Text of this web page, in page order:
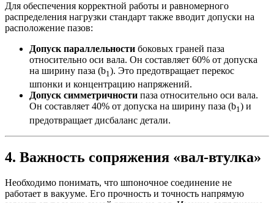
Для обеспечения корректной работы и равномерного
распределения нагрузки стандарт также вводит допуски на
расположение пазов:
Допуск параллельности боковых граней паза
относительно оси вала. Он составляет 60% от допуска
на ширину паза (b1). Это предотвращает перекос
шпонки и концентрацию напряжений.
Допуск симметричности паза относительно оси вала.
Он составляет 40% от допуска на ширину паза (b1) и
предотвращает дисбаланс детали.
4. Важность сопряжения «вал-втулка»
Необходимо понимать, что шпоночное соединение не
работает в вакууме. Его прочность и точность напрямую